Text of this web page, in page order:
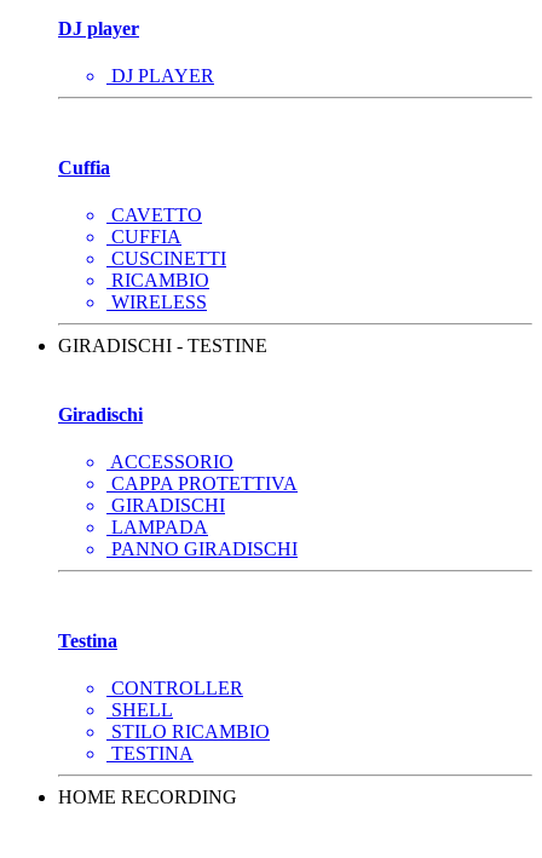
DJ player
DJ PLAYER
Cuffia
CAVETTO
CUFFIA
CUSCINETTI
RICAMBIO
WIRELESS
GIRADISCHI - TESTINE
Giradischi
ACCESSORIO
CAPPA PROTETTIVA
GIRADISCHI
LAMPADA
PANNO GIRADISCHI
Testina
CONTROLLER
SHELL
STILO RICAMBIO
TESTINA
HOME RECORDING